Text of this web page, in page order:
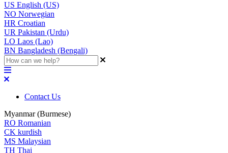
US English (US)
NO Norwegian
HR Croatian
UR Pakistan (Urdu)
LO Laos (Lao)
BN Bangladesh (Bengali)
Contact Us
Myanmar (Burmese)
RO Romanian
CK kurdish
MS Malaysian
TH Thai